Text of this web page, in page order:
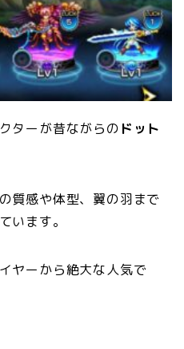
ターが昔ながらの ドット
質感や体型、翼の羽まで
います。
ヤーから絶大な人気で